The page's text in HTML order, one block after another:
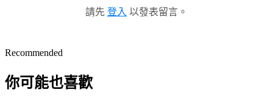
請先 登入 以發表留言。
Recommended
你可能也喜歡